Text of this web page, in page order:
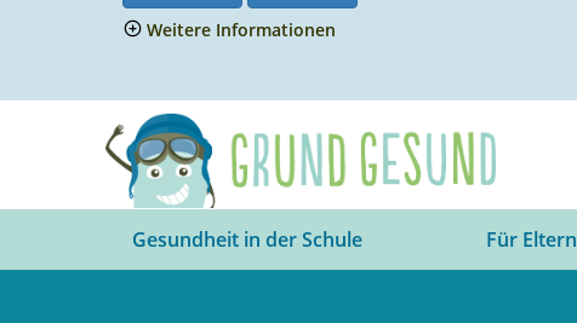
Weitere Informationen
Gesundheit in der Schule Für Eltern